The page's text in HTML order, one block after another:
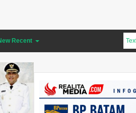
Recent